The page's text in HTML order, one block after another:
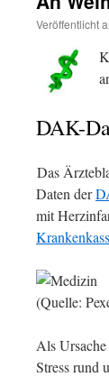
Veröffentlicht
DAK-
Das
Daten der
mit
(Quelle:
Als
Stress rund